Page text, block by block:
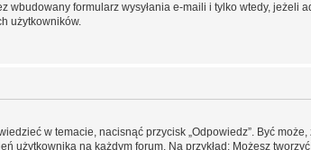
formularz wysyłania e-maili i tylko wtedy, jeżeli
użytkowników.
w temacie, nacisnąć przycisk „Odpowiedz”. Być
na każdym forum. Na przykład: Możesz